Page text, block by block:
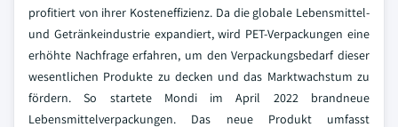
profitiert von ihrer Kosteneffizienz. Da die globale Lebensmittel-
und Getränkeindustrie expandiert, wird PET-Verpackungen eine
erhöhte Nachfrage erfahren, um den Verpackungsbedarf dieser
wesentlichen Produkte zu decken und das Marktwachstum zu
fördern. So startete Mondi im April 2022 brandneue
Lebensmittelverpackungen. Das neue Produkt umfasst